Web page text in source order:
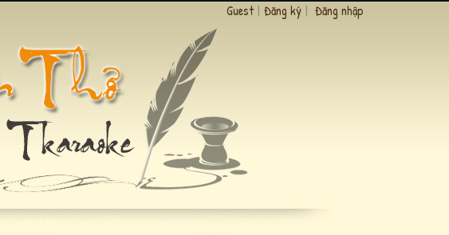
Guest | Đăng ký | Đăng nhập